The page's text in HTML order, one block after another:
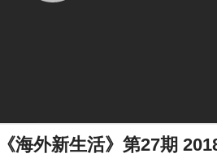
《海外新生活》第27期